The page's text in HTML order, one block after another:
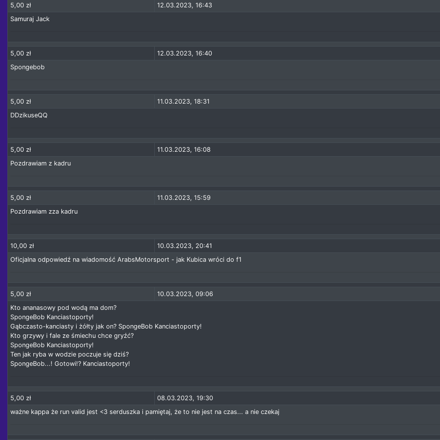
5,00 zł
12.03.2023, 16:43
Samuraj Jack
5,00 zł
12.03.2023, 16:40
Spongebob
5,00 zł
11.03.2023, 18:31
DDzikuseQQ
5,00 zł
11.03.2023, 16:08
Pozdrawiam z kadru
5,00 zł
11.03.2023, 15:59
Pozdrawiam zza kadru
10,00 zł
10.03.2023, 20:41
Oficjalna odpowiedź na wiadomość ArabsMotorsport - jak Kubica wróci do f1
5,00 zł
10.03.2023, 09:06
Kto ananasowy pod wodą ma dom?
SpongeBob Kanciastoporty!
Gąbczasto-kanciasty i żółty jak on? SpongeBob Kanciastoporty!
Kto grzywy i fale ze śmiechu chce gryźć?
SpongeBob Kanciastoporty!
Ten jak ryba w wodzie poczuje się dziś?
SpongeBob...! Gotowi!? Kanciastoporty!
5,00 zł
08.03.2023, 19:30
ważne kappa że run valid jest <3 serduszka i pamiętaj, że to nie jest na czas... a nie czekaj